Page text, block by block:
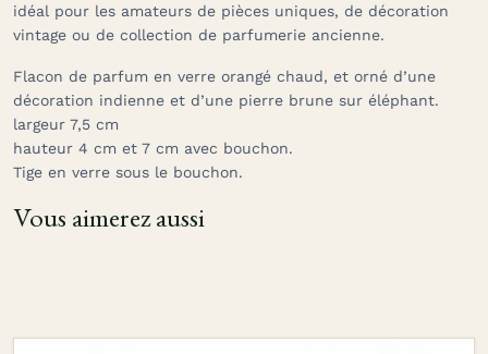
idéal pour les amateurs de pièces uniques, de décoration
vintage ou de collection de parfumerie ancienne.
Flacon de parfum en verre orangé chaud, et orné d’une
décoration indienne et d’une pierre brune sur éléphant.
largeur 7,5 cm
hauteur 4 cm et 7 cm avec bouchon.
Tige en verre sous le bouchon.
Vous aimerez aussi